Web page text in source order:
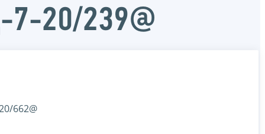
7-20/239@
662@